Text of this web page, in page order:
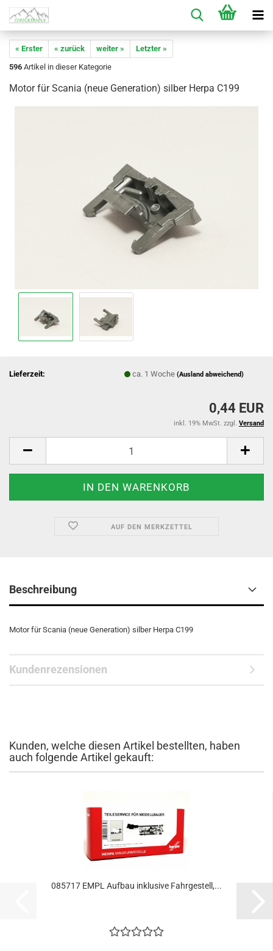
« Erster « zurück weiter »
Letzter »
596 Artikel in dieser Kategorie
Motor für Scania (neue Generation) silber Herpa C199
Lieferzeit: ca. 1 Woche(Ausland abweichend)
0,44 EUR
inkl. 19% MwSt. zzgl. Versand
AUF DEN MERKZETTEL
Beschreibung
Motor für Scania (neue Generation) silber Herpa C199
Kundenrezensionen
Kunden, welche diesen Artikel bestellten, haben
auch folgende Artikel gekauft:
085717 EMPL Aufbau inklusive Fahrgestell,...